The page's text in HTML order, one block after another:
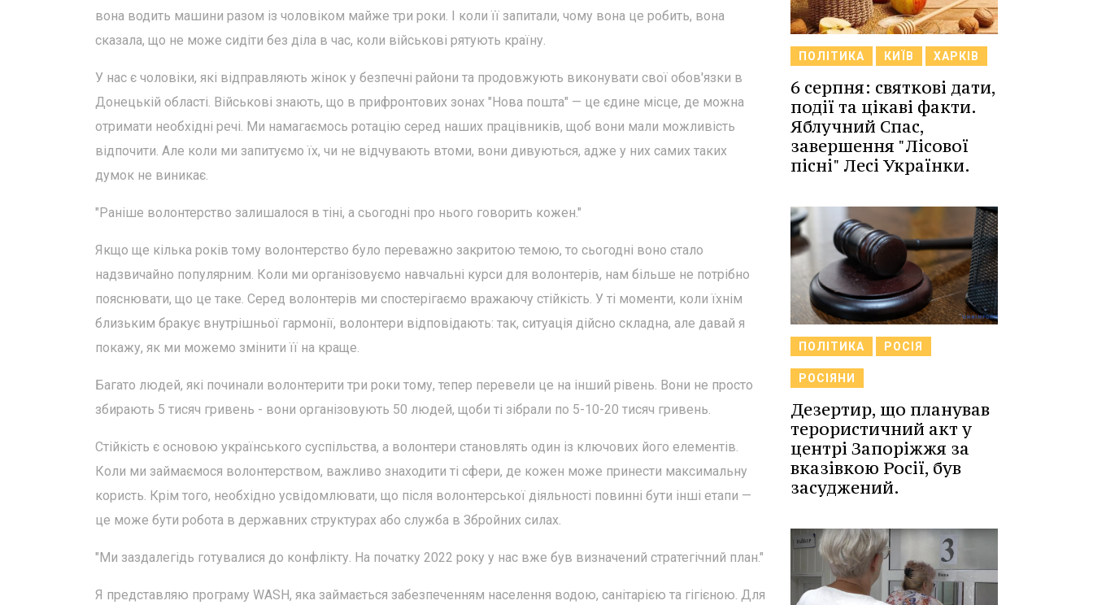
вона водить машини разом із чоловіком майже три роки. І коли її запитали, чому вона це робить, вона
сказала, що не може сидіти без діла в час, коли військові рятують країну.
У нас є чоловіки, які відправляють жінок у безпечні райони та продовжують виконувати свої обов'язки в
Донецькій області. Військові знають, що в прифронтових зонах "Нова пошта" — це єдине місце, де можна
отримати необхідні речі. Ми намагаємось ротацію серед наших працівників, щоб вони мали можливість
відпочити. Але коли ми запитуємо їх, чи не відчувають втоми, вони дивуються, адже у них самих таких
думок не виникає.
"Раніше волонтерство залишалося в тіні, а сьогодні про нього говорить кожен."
Якщо ще кілька років тому волонтерство було переважно закритою темою, то сьогодні воно стало
надзвичайно популярним. Коли ми організовуємо навчальні курси для волонтерів, нам більше не потрібно
пояснювати, що це таке. Серед волонтерів ми спостерігаємо вражаючу стійкість. У ті моменти, коли їхнім
близьким бракує внутрішньої гармонії, волонтери відповідають: так, ситуація дійсно складна, але давай я
покажу, як ми можемо змінити її на краще.
Багато людей, які починали волонтерити три роки тому, тепер перевели це на інший рівень. Вони не просто
збирають 5 тисяч гривень - вони організовують 50 людей, щоби ті зібрали по 5-10-20 тисяч гривень.
Стійкість є основою українського суспільства, а волонтери становлять один із ключових його елементів.
Коли ми займаємося волонтерством, важливо знаходити ті сфери, де кожен може принести максимальну
користь. Крім того, необхідно усвідомлювати, що після волонтерської діяльності повинні бути інші етапи —
це може бути робота в державних структурах або служба в Збройних силах.
"Ми заздалегідь готувалися до конфлікту. На початку 2022 року у нас вже був визначений стратегічний план."
Я представляю програму WASH, яка займається забезпеченням населення водою, санітарією та гігієною. Для
ПОЛІТИКА КИЇВ ХАРКІВ
6 серпня: святкові дати,
події та цікаві факти.
Яблучний Спас,
завершення "Лісової
пісні" Лесі Українки.
ПОЛІТИКА РОСІЯ
РОСІЯНИ
Дезертир, що планував
терористичний акт у
центрі Запоріжжя за
вказівкою Росії, був
засуджений.